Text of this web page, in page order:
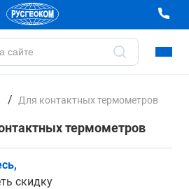
Для контактных термометров
термометров
скидку